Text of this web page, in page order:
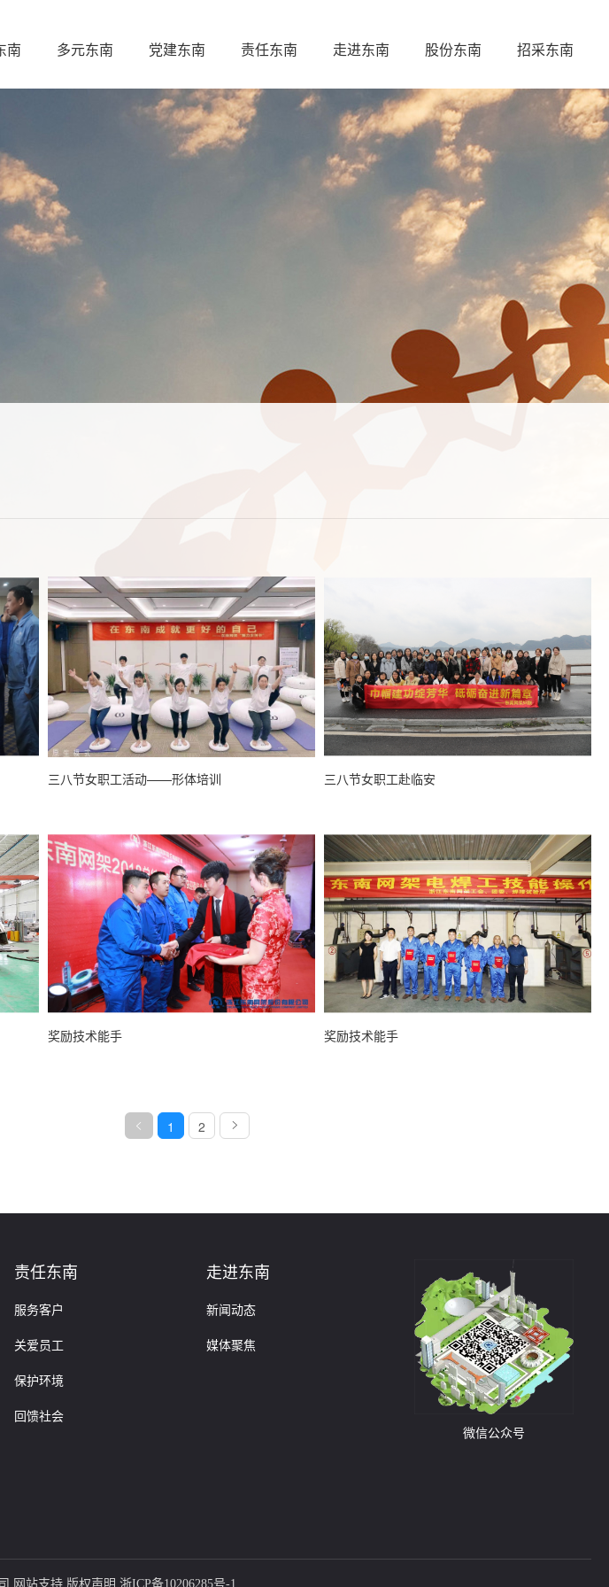
南 多元东南 党建东南 责任东南 走进东南 股份东南 招采东南
三八节女职工活动——形体培训 三八节女职工赴临安
奖励技术能手 奖励技术能手
1 2
三八节女职工活动——形体培训
$info.SUMMARY
三八节女职工赴临安
$info.SUMMARY
责任东南
服务客户
关爱员工
保护环境
回馈社会
走进东南
新闻动态
媒体聚焦
微信公众号
网站支持 版权声明 浙ICP备10206285号-1